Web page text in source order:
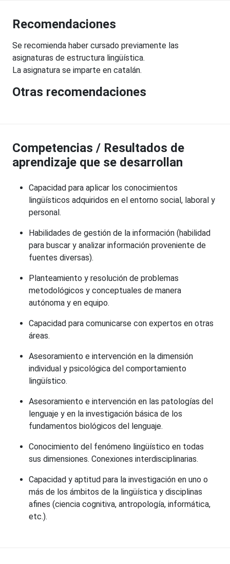
Recomendaciones
Se recomienda haber cursado previamente las
asignaturas de estructura lingüística.
La asignatura se imparte en catalán.
Otras recomendaciones
Competencias / Resultados de
aprendizaje que se desarrollan
Capacidad para aplicar los conocimientos
lingüísticos adquiridos en el entorno social, laboral y
personal.
Habilidades de gestión de la información (habilidad
para buscar y analizar información proveniente de
fuentes diversas).
Planteamiento y resolución de problemas
metodológicos y conceptuales de manera
autónoma y en equipo.
Capacidad para comunicarse con expertos en otras
áreas.
Asesoramiento e intervención en la dimensión
individual y psicológica del comportamiento
lingüístico.
Asesoramiento e intervención en las patologías del
lenguaje y en la investigación básica de los
fundamentos biológicos del lenguaje.
Conocimiento del fenómeno lingüístico en todas
sus dimensiones. Conexiones interdisciplinarias.
Capacidad y aptitud para la investigación en uno o
más de los ámbitos de la lingüística y disciplinas
afines (ciencia cognitiva, antropología, informática,
etc.).